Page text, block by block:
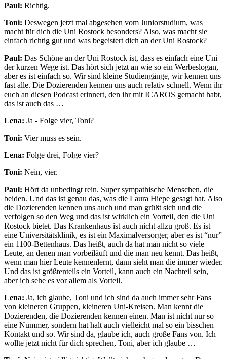
Paul: Richtig.
Toni: Deswegen jetzt mal abgesehen vom Juniorstudium, was
macht für dich die Uni Rostock besonders? Also, was macht sie
einfach richtig gut und was begeistert dich an der Uni Rostock?
Paul: Das Schöne an der Uni Rostock ist, dass es einfach eine Uni
der kurzen Wege ist. Das hört sich jetzt an wie so ein Werbeslogan,
aber es ist einfach so. Wir sind kleine Studiengänge, wir kennen uns
fast alle. Die Dozierenden kennen uns auch relativ schnell. Wenn ihr
euch an diesen Podcast erinnert, den ihr mit ICAROS gemacht habt,
das ist auch das …
Lena: Ja - Folge vier, Toni?
Toni: Vier muss es sein.
Lena: Folge drei, Folge vier?
Toni: Nein, vier.
Paul: Hört da unbedingt rein. Super sympathische Menschen, die
beiden. Und das ist genau das, was die Laura Hiepe gesagt hat. Also
die Dozierenden kennen uns auch und man grüßt sich und die
verfolgen so den Weg und das ist wirklich ein Vorteil, den die Uni
Rostock bietet. Das Krankenhaus ist auch nicht allzu groß. Es ist
eine Universitätsklinik, es ist ein Maximalversorger, aber es ist “nur”
ein 1100-Bettenhaus. Das heißt, auch da hat man nicht so viele
Leute, an denen man vorbeiläuft und die man neu kennt. Das heißt,
wenn man hier Leute kennenlernt, dann sieht man die immer wieder.
Und das ist größtenteils ein Vorteil, kann auch ein Nachteil sein,
aber ich sehe es vor allem als Vorteil.
Lena: Ja, ich glaube, Toni und ich sind da auch immer sehr Fans
von kleineren Gruppen, kleineren Uni-Kreisen. Man kennt die
Dozierenden, die Dozierenden kennen einen. Man ist nicht nur so
eine Nummer, sondern hat halt auch vielleicht mal so ein bisschen
Kontakt und so. Wir sind da, glaube ich, auch große Fans von. Ich
wollte jetzt nicht für dich sprechen, Toni, aber ich glaube …